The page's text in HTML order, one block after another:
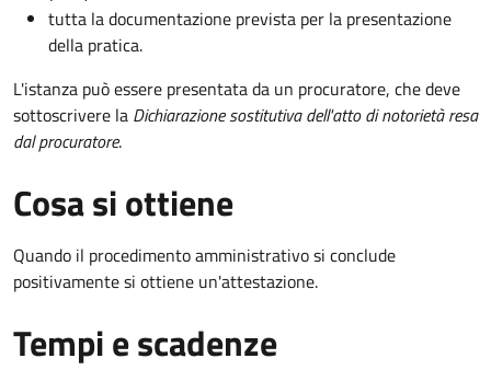
tutta la documentazione prevista per la presentazione
della pratica.
L'istanza può essere presentata da un procuratore, che deve
sottoscrivere la Dichiarazione sostitutiva dell'atto di notorietà resa
dal procuratore.
Cosa si ottiene
Quando il procedimento amministrativo si conclude
positivamente si ottiene un'attestazione.
Tempi e scadenze